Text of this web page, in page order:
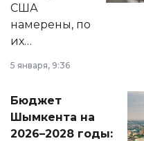
США
намерены, по
их
принести
народу
Венесуэлы.
5 января, 9:36
Бюджет
Шымкента на
2026–2028 годы: